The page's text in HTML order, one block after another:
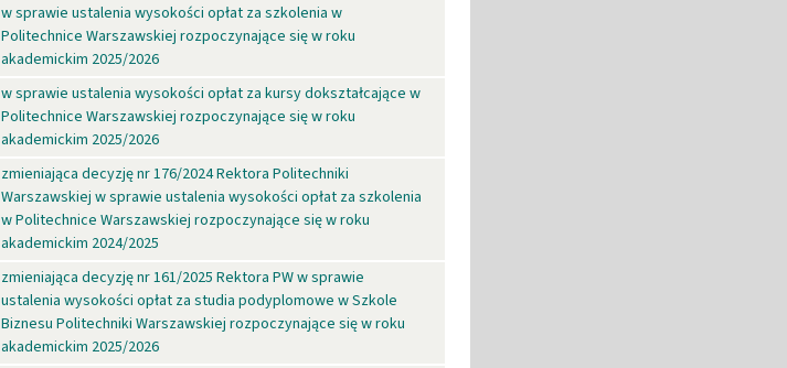
w sprawie ustalenia wysokości opłat za szkolenia w
Politechnice Warszawskiej rozpoczynające się w roku
akademickim 2025/2026
w sprawie ustalenia wysokości opłat za kursy dokształcające w
Politechnice Warszawskiej rozpoczynające się w roku
akademickim 2025/2026
zmieniająca decyzję nr 176/2024 Rektora Politechniki
Warszawskiej w sprawie ustalenia wysokości opłat za szkolenia
w Politechnice Warszawskiej rozpoczynające się w roku
akademickim 2024/2025
zmieniająca decyzję nr 161/2025 Rektora PW w sprawie
ustalenia wysokości opłat za studia podyplomowe w Szkole
Biznesu Politechniki Warszawskiej rozpoczynające się w roku
akademickim 2025/2026